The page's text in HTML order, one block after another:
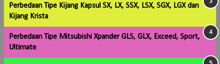
Perbedaan Tipe Kijang Kapsul SX, LX, SSX, LSX, SGX, LGX dan
Kijang Krista
Perbedaan Tipe Mitsubishi Xpander GLS, GLX, Exceed, Sport,
Ultimate